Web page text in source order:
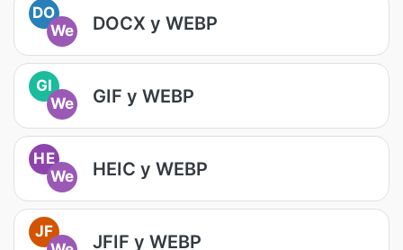
DO
We
DOCX у WEBP
GI
We
GIF у WEBP
HE
We
HEIC у WEBP
JF
JFIF у WEBP